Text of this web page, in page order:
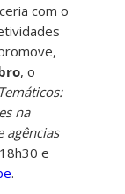
com o
, o
na
agências
e
.